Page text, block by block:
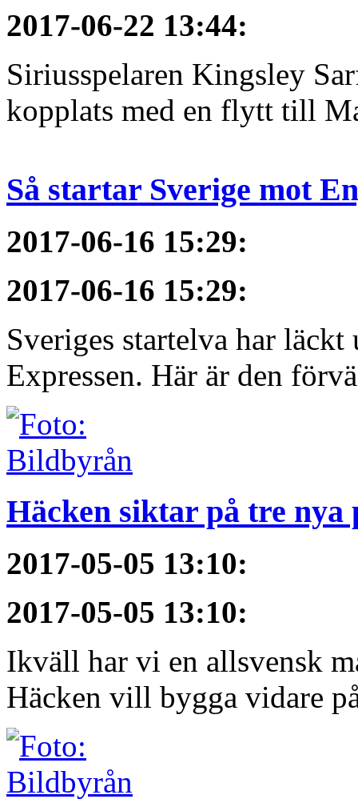
2017-06-22 13:44:
Siriusspelaren Kingsley
kopplats med en flytt till
Så startar Sverige mot
2017-06-16 15:29:
2017-06-16 15:29:
Sveriges startelva har
Expressen. Här är den
Häcken siktar på tre nya
2017-05-05 13:10:
2017-05-05 13:10:
Ikväll har vi en allsvensk
Häcken vill bygga vidare